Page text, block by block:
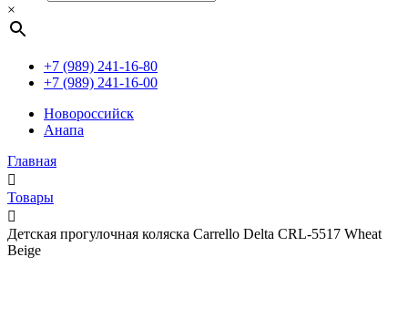
×
+7 (989) 241-16-80
+7 (989) 241-16-00
Новороссийск
Анапа
Главная
Товары
Детская прогулочная коляска Carrello Delta CRL-5517 Wheat
Beige